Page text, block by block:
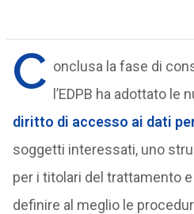
C onclusa la fase di
l’EDPB ha adottato le
diritto di accesso ai dati
soggetti interessati, uno
per i titolari del trattamento
definire al meglio le